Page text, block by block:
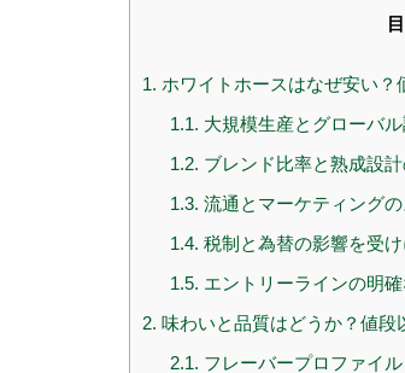
1. ホワイトホースはなぜ安い？
1.1. 大規模生産とグローバ
1.2. ブレンド比率と熟成設
1.3. 流通とマーケティング
1.4. 税制と為替の影響を受
1.5. エントリーラインの明
2. 味わいと品質はどうか？値段
2.1. フレーバープロファイ